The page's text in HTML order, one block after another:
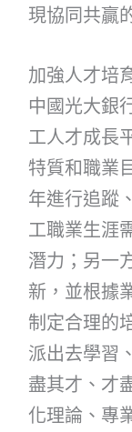
現協同共贏
加強人才培
中國光大銀
工人才成長
特質和職業
年進行追蹤
工職業生涯
潛力；另一
新，並根據
制定合理的
派出去學習
盡其才、才
化理論、專